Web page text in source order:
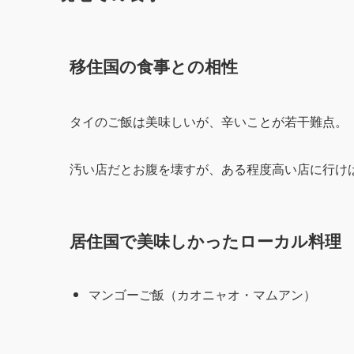
移住国の食事との相性
タイのご飯は美味しいが、辛いことが若干難点。
汚い店だとお腹を壊すが、ある程度高い店に行け
居住国で美味しかったローカル料理
マンゴーご飯（カオニャオ・マムアン）